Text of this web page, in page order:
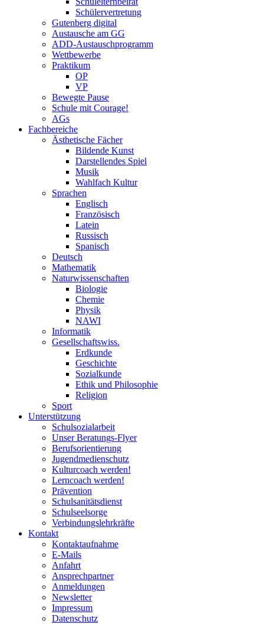
Schülervertretung
Gutenberg digital
Austausche am GG
ADD-Austauschprogramm
Wettbewerbe
Praktikum
OP
VP
Bewegte Pause
Schule mit Courage!
AGs
Fachbereiche
Ästhetische Fächer
Bildende Kunst
Darstellendes Spiel
Musik
Wahlfach Kultur
Sprachen
Englisch
Französisch
Latein
Russisch
Spanisch
Deutsch
Mathematik
Naturwissenschaften
Biologie
Chemie
Physik
NAWI
Informatik
Gesellschaftswiss.
Erdkunde
Geschichte
Sozialkunde
Ethik und Philosophie
Religion
Sport
Unterstützung
Schulsozialarbeit
Unser Beratungs-Flyer
Berufsorientierung
Jugendmedienschutz
Kulturcoach werden!
Lerncoach werden!
Prävention
Schulsanitätsdienst
Schulseelsorge
Verbindungslehrkräfte
Kontakt
Kontaktaufnahme
E-Mails
Anfahrt
Ansprechpartner
Anmeldungen
Newsletter
Impressum
Datenschutz